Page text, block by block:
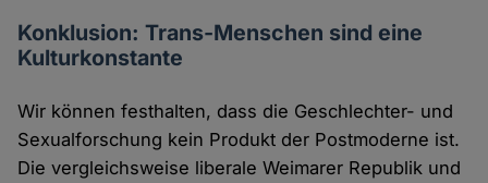
Konklusion: Trans-Menschen sind eine
Kulturkonstante
Wir können festhalten, dass die Geschlechter- und
Sexualforschung kein Produkt der Postmoderne ist.
Die vergleichsweise liberale Weimarer Republik und